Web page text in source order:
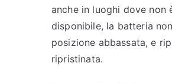
anche in luoghi dove non
disponibile, la batteria
posizione abbassata, e
ripristinata.